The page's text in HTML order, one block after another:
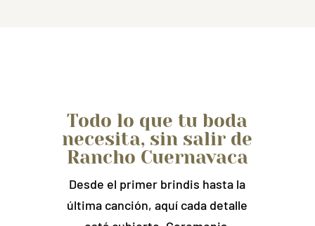
Todo lo que tu boda
necesita, sin salir de
Rancho Cuernavaca
Desde el primer brindis hasta la
última canción, aquí cada detalle